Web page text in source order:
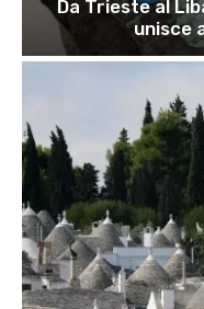
Da Trieste al
unisce